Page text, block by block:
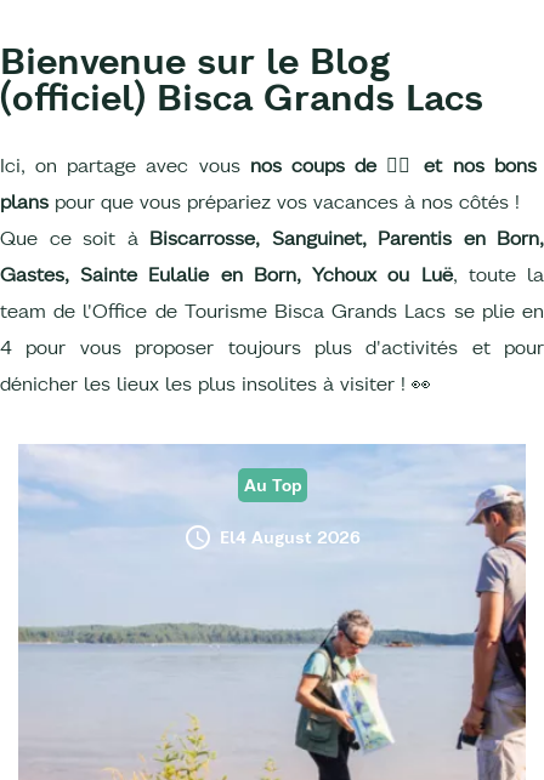
Bienvenue sur le Blog
(officiel) Bisca Grands Lacs
Ici, on partage avec vousnos coups de ❤️‍🔥
et nos bons
plans pour que vous prépariez vos vacances à nos côtés !
Que ce soit à Biscarrosse, Sanguinet, Parentis en Born,
Gastes, Sainte Eulalie en Born, Ychoux ou Luë, toute la
team de l'Office de Tourisme Bisca Grands Lacs se plie en
4 pour vous proposer toujours plus d'activités et pour
dénicher les lieux les plus insolites à visiter ! 👀
Au Top
El4 August 2026